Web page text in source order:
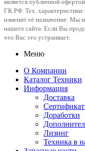
является публичной
ГК РФ. Тех. характеристики
изменит её назначение. Мы
нашего сайта. Если Вы
что Вас это устраивает.
Меню
О Компании
Каталог Техники
Информация
Доставка
Доработки
Лизинг
Техника в